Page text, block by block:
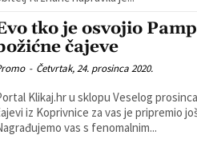
tko je osvojio
čajeve
- Četvrtak, 24. prosinca 2020.
Klikaj.hr u sklopu Veselog
iz Koprivnice za vas je pripremio
vas s fenomalnim...